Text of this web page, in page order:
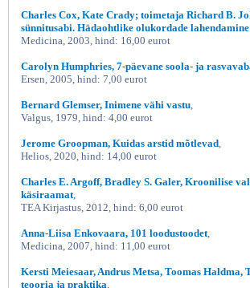
Charles Cox, Kate Crady; toimetaja Richard B.
sünnitusabi. Hädaohtlike olukordade
Medicina, 2003, hind: 16,00 eurot
Carolyn Humphries, 7-päevane soola- ja
Ersen, 2005, hind: 7,00 eurot
Bernard Glemser, Inimene vähi vastu,
Valgus, 1979, hind: 4,00 eurot
Jerome Groopman, Kuidas arstid mõtlevad,
Helios, 2020, hind: 14,00 eurot
Charles E. Argoff, Bradley S. Galer, Kroonilise
käsiraamat,
TEA Kirjastus, 2012, hind: 6,00 eurot
Anna-Liisa Enkovaara, 101 loodustoodet,
Medicina, 2007, hind: 11,00 eurot
Kersti Meiesaar, Andrus Metsa, Toomas Haldma,
teooria ja praktika,